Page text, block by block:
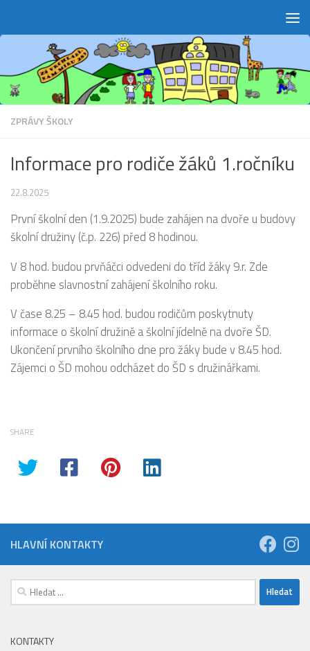
ZPRÁVY ŠKOLY
Informace pro rodiče žáků 1.ročníku
22.8.2025
První školní den (1.9.2025) bude zahájen na dvoře u budovy
školní družiny (č.p. 226) před 8 hodinou.
V 8 hod. budou prvňáčci odvedeni do tříd žáky 9.r. Zde
proběhne slavnostní zahájení školního roku.
V čase 8.25 – 8.45 hod. budou rodičům poskytnuty
informace o školní družině a školní jídelně na dvoře ŠD.
Ukončení prvního školního dne pro žáky bude v 8.45 hod.
Zájemci o ŠD mohou odcházet do ŠD s družinářkami.
SHARE
HLAVNÍ KONTAKTY
Vyhledávání
KONTAKTY